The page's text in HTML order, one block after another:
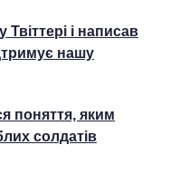
Твіттері і написав
нашу
поняття, яким
солдатів